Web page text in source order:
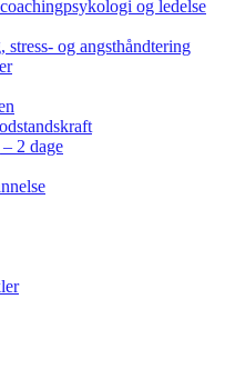
og ledelse
og angsthåndtering
2 dage